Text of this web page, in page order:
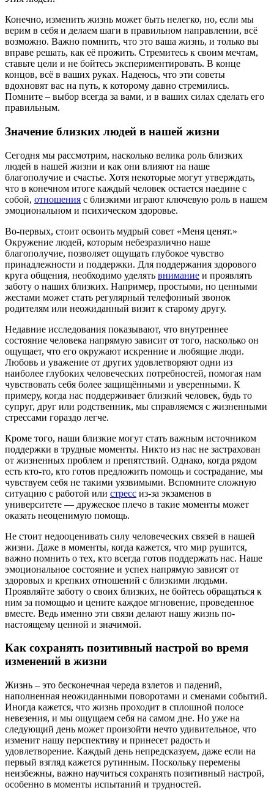
Конечно, изменить жизнь может быть нелегко, но, если мы
верим в себя и делаем шаги в правильном направлении, всё
возможно. Важно помнить, что это ваша жизнь, и только вы
вправе решать, как её прожить. Стремитесь к своим мечтам,
ставьте цели и не бойтесь экспериментировать. В конце
концов, всё в ваших руках. Надеюсь, что эти советы
вдохновят вас на путь, к которому давно стремились.
Помните – выбор всегда за вами, и в ваших силах сделать его
правильным.
Значение близких людей в нашей жизни
Сегодня мы рассмотрим, насколько велика роль близких
людей в нашей жизни и как они влияют на наше
благополучие и счастье. Хотя некоторые могут утверждать,
что в конечном итоге каждый человек остается наедине с
собой, отношения с близкими играют ключевую роль в нашем
эмоциональном и психическом здоровье.
Во-первых, стоит освоить мудрый совет «Меня ценят.»
Окружение людей, которым небезразлично наше
благополучие, позволяет ощущать глубокое чувство
принадлежности и поддержки. Для поддержания здорового
круга общения, необходимо уделять внимание и проявлять
заботу о наших близких. Например, простыми, но ценными
жестами может стать регулярный телефонный звонок
родителям или неожиданный визит к старому другу.
Недавние исследования показывают, что внутреннее
состояние человека напрямую зависит от того, насколько он
ощущает, что его окружают искренние и любящие люди.
Любовь и уважение от других удовлетворяют одни из
наиболее глубоких человеческих потребностей, помогая нам
чувствовать себя более защищёнными и уверенными. К
примеру, когда нас поддерживает близкий человек, будь то
супруг, друг или родственник, мы справляемся с жизненными
стрессами гораздо легче.
Кроме того, наши близкие могут стать важным источником
поддержки в трудные моменты. Никто из нас не застрахован
от жизненных проблем и препятствий. Однако, когда рядом
есть кто-то, кто готов предложить помощь и сострадание, мы
чувствуем себя не такими уязвимыми. Вспомните сложную
ситуацию с работой или стресс из-за экзаменов в
университете — дружеское плечо в такие моменты может
оказать неоценимую помощь.
Не стоит недооценивать силу человеческих связей в нашей
жизни. Даже в моменты, когда кажется, что мир рушится,
важно помнить о тех, кто всегда готов поддержать нас. Наше
эмоциональное состояние и успех напрямую зависят от
здоровых и крепких отношений с близкими людьми.
Проявляйте заботу о своих близких, не бойтесь обращаться к
ним за помощью и цените каждое мгновение, проведенное
вместе. Ведь именно эти связи делают нашу жизнь по-
настоящему ценной и значимой.
Как сохранять позитивный настрой во время
изменений в жизни
Жизнь – это бесконечная череда взлетов и падений,
наполненная неожиданными поворотами и сменами событий.
Иногда кажется, что жизнь проходит в сплошной полосе
невезения, и мы ощущаем себя на самом дне. Но уже на
следующий день может произойти нечто удивительное, что
изменит нашу перспективу и принесет радость и
удовлетворение. Каждый день непредсказуем, даже если на
первый взгляд кажется рутинным. Поскольку перемены
неизбежны, важно научиться сохранять позитивный настрой,
особенно в моменты испытаний и трудностей.